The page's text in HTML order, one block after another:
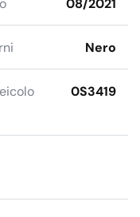
08/2021
Nero
0S3419